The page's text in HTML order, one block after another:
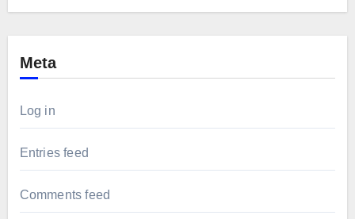
Meta
Log in
Entries feed
Comments feed